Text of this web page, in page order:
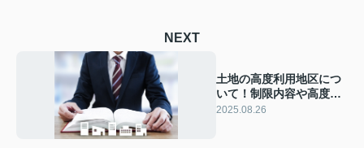
NEXT
土地の高度利用地区につ
いて！制限内容や高度地
区との違いも解説
2025.08.26